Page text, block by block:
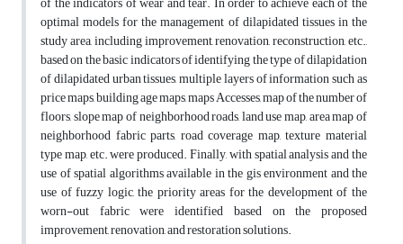
optimal models for the management of dilapidated tissues in the
study area, including improvement, renovation, reconstruction, etc.,
based on the basic indicators of identifying the type of dilapidation
of dilapidated urban tissues, multiple layers of information such as
price maps, building age maps, maps Accesses, map of the number of
floors, slope map of neighborhood roads, land use map, area map of
neighborhood fabric parts, road coverage map, texture material
type map, etc. were produced. Finally, with spatial analysis and the
use of spatial algorithms available in the gis environment and the
use of fuzzy logic, the priority areas for the development of the
worn-out fabric were identified based on the proposed
improvement, renovation, and restoration solutions.